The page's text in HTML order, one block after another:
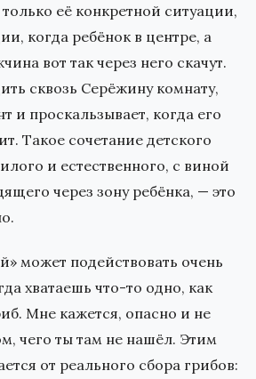
её конкретной ситуации,
когда ребёнок в центре, а
вот так через него скачут.
сквозь Серёжину комнату,
и проскальзывает, когда его
Такое сочетание детского
и естественного, с виной
через зону ребёнка, — это
может подействовать очень
хватаешь что-то одно, как
Мне кажется, опасно и не
чего ты там не нашёл. Этим
от реального сбора грибов: